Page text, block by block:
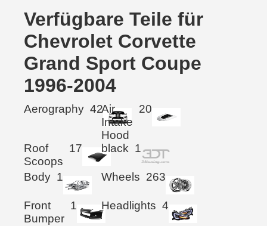
Verfügbare Teile für
Chevrolet Corvette
Grand Sport Coupe
1996-2004
Aerography 42Air
Intake
Hood
20
Roof
Scoops
17 black 1
Body 1 Wheels 263
Front
Bumper
1 Headlights 4